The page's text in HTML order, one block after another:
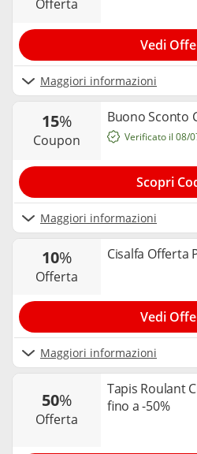
offerta
Maggiori informazioni
Vedi
15%
coupon
Buono Sconto
Maggiori informazioni
Verificato il 08/
Scopri
10%
offerta
Cisalfa Offerta
Maggiori informazioni
Vedi
50%
offerta
Tapis Roulant
fino a -50%